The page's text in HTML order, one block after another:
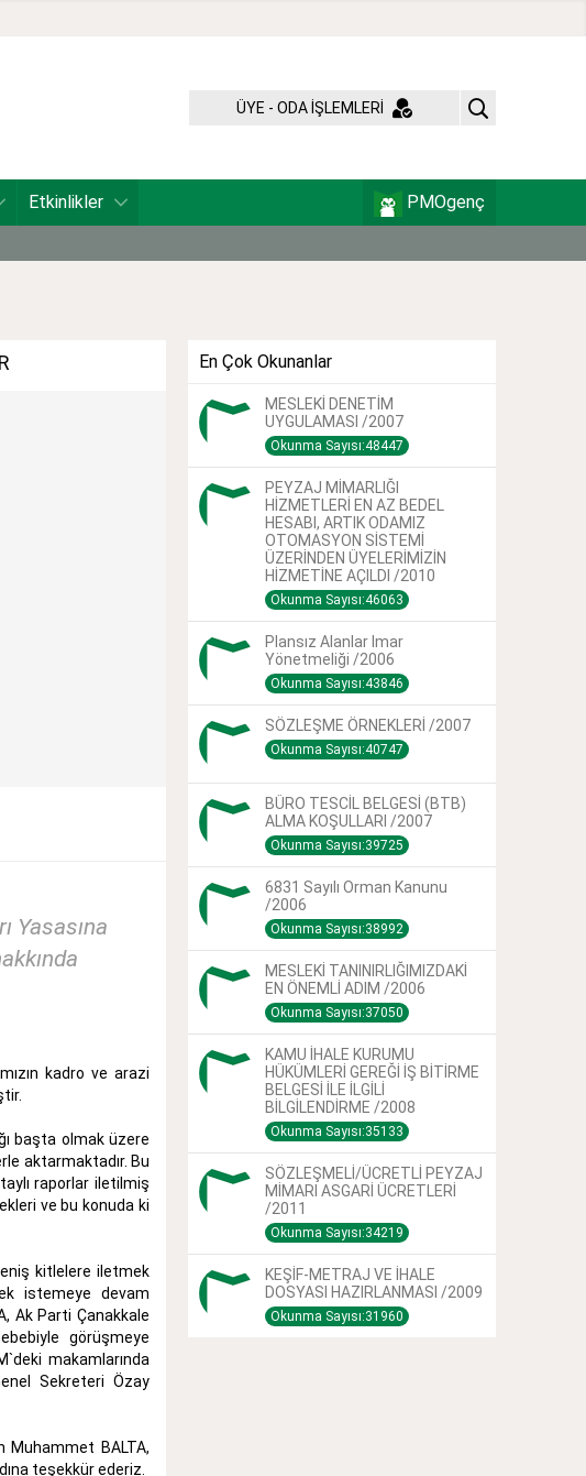
ÜYE - ODA İŞLEMLERİ
Etkinlikler PMOgenç
Yasasına
kadro ve arazi
başta olmak üzere
aktarmaktadır. Bu
raporlar iletilmiş
ve bu konuda ki
kitlelere iletmek
istemeye devam
Ak Parti Çanakkale
görüşmeye
makamlarında
Sekreteri Özay
Muhammet BALTA,
teşekkür ederiz.
En Çok Okunanlar
MESLEKİ DENETİM
UYGULAMASI /2007
Okunma Sayısı:48447
PEYZAJ MİMARLIĞI
HİZMETLERİ EN AZ BEDEL
HESABI, ARTIK ODAMIZ
OTOMASYON SİSTEMİ
ÜZERİNDEN ÜYELERİMİZİN
HİZMETİNE AÇILDI /2010
Okunma Sayısı:46063
Plansız Alanlar Imar
Yönetmeliği /2006
Okunma Sayısı:43846
SÖZLEŞME ÖRNEKLERİ /2007
Okunma Sayısı:40747
BÜRO TESCİL BELGESİ (BTB)
ALMA KOŞULLARI /2007
Okunma Sayısı:39725
6831 Sayılı Orman Kanunu
/2006
Okunma Sayısı:38992
MESLEKİ TANINIRLIĞIMIZDAKİ
EN ÖNEMLİ ADIM /2006
Okunma Sayısı:37050
KAMU İHALE KURUMU
HÜKÜMLERİ GEREĞİ İŞ BİTİRME
BELGESİ İLE İLGİLİ
BİLGİLENDİRME /2008
Okunma Sayısı:35133
SÖZLEŞMELİ/ÜCRETLİ PEYZAJ
MİMARI ASGARİ ÜCRETLERİ
/2011
Okunma Sayısı:34219
KEŞİF-METRAJ VE İHALE
DOSYASI HAZIRLANMASI /2009
Okunma Sayısı:31960